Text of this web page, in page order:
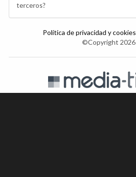
terceros?
Política de privacidad y cookies
©Copyright 2026